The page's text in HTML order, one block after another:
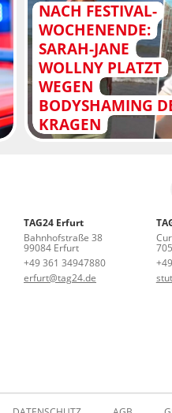
NACH FESTIVAL-
WOCHENENDE:
SARAH-JANE
WOLLNY PLATZT
WEGEN
BODYSHAMING
KRAGEN
TAG24 Erfurt
Bahnhofstraße 38
99084 Erfurt
+49 361 34947880
erfurt@tag24.de